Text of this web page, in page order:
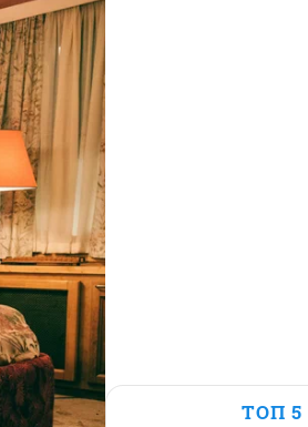
ТОП 5